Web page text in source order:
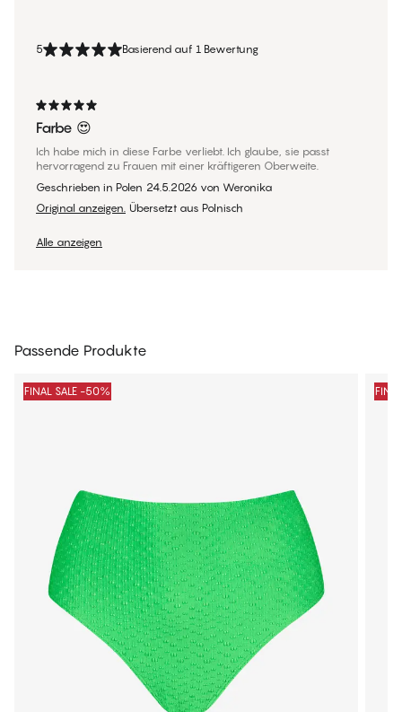
5 Basierend auf 1 Bewertung
Farbe 😍
Ich habe mich in diese Farbe verliebt. Ich glaube, sie passt
hervorragend zu Frauen mit einer kräftigeren Oberweite.
Geschrieben in Polen 24.5.2026 von Weronika
Original anzeigen. Übersetzt aus Polnisch
Alle anzeigen
Passende Produkte
FINAL SALE -50%